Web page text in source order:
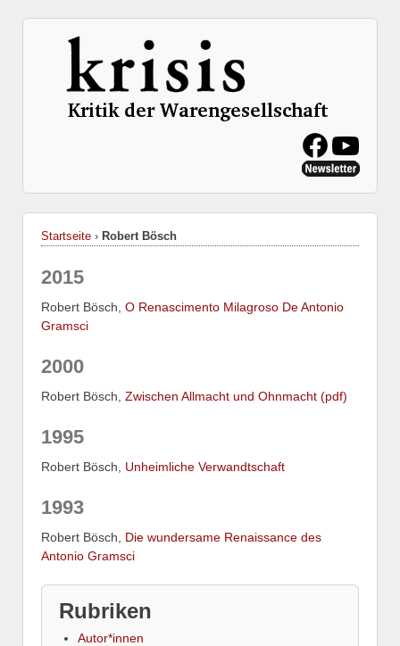
Startseite › Robert Bösch
2015
Robert Bösch, O Renascimento Milagroso De Antonio
Gramsci
2000
Robert Bösch, Zwischen Allmacht und Ohnmacht (pdf)
1995
Robert Bösch, Unheimliche Verwandtschaft
1993
Robert Bösch, Die wundersame Renaissance des
Antonio Gramsci
Rubriken
Autor*innen